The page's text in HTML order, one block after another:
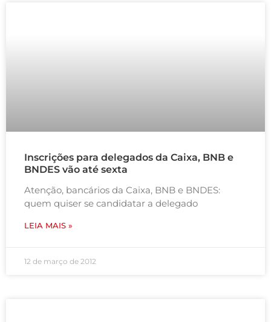
Inscrições para delegados da Caixa, BNB e
BNDES vão até sexta
Atenção, bancários da Caixa, BNB e BNDES:
quem quiser se candidatar a delegado
LEIA MAIS »
12 de março de 2012